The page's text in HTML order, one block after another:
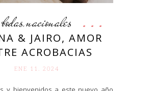
bodas,nacionales
& JAIRO, AMOR
ACROBACIAS
ENE 11. 2024